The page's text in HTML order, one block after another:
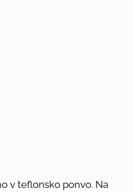
v teflonsko ponvo. Na